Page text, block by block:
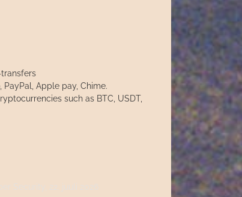
Apple pay, Chime.
such as BTC, USDT,